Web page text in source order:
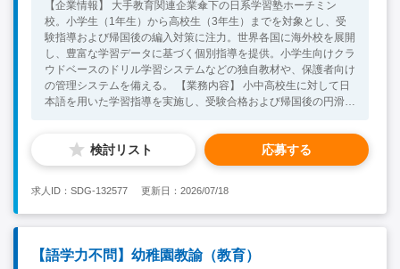
【企業情報】 大手教育関連企業傘下の日系学習塾ホーチミン
校。小学生（1年生）から高校生（3年生）までを対象とし、受
験指導および帰国後の編入対策に注力。世界各国に海外校を展開
し、豊富な学習データに基づく個別指導を提供。小学生向けクラ
ウドベースのドリル学習システムなどの独自教材や、保護者向け
の管理システムを備える。 【業務内容】 小中高校生に対して日
本語を用いた学習指導を実施し、受験合格および帰国後の円滑な
日本語で実施する - 受験対策のための授業を計画・実施する - 帰
国後の学校編入に向けた学習サポートを提供する - 個別指導を通
じて生徒の学習進捗を管理する - クラウドベースの教材（例:
要に応じて指導方法を調整する - 保護者との連絡・報告を適宜行
う 【1日の流れ（モデルケース）】 ▼13：15／出社 ▼13：15～
16：00／授業準備・保護者対応・教育事務など ▼16：00～
17：00／登校する生徒のお迎え・生徒質問対応など ▼17：00～
22：00／授業（50分2コマ、70分2コマ） ▼22：00／終業、帰
検討リスト 応募する
求人ID：SDG-132577 更新日：2026/07/18
【語学力不問】幼稚園教諭（教育）